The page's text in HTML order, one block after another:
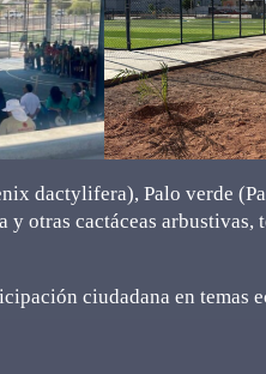
dactylifera), Palo verde
y otras cactáceas arbustivas,
ciudadana en temas